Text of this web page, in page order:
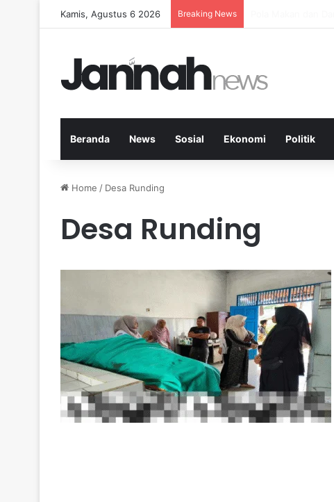
Kamis, Agustus 6 2026 Breaking News
Beranda News Sosial Ekonomi Politik
Home / Desa Runding
Desa Runding